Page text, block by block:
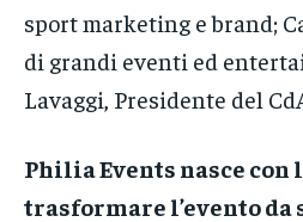
sport marketing e brand;
di grandi eventi ed
Lavaggi, Presidente del
Philia Events nasce con
trasformare l’evento